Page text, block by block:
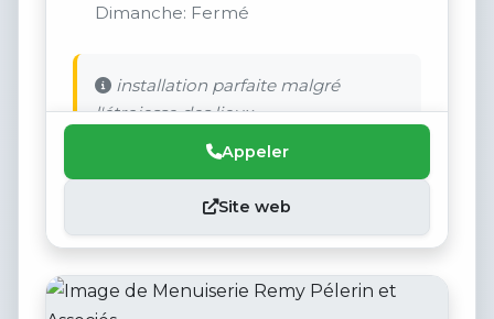
Dimanche: Fermé
installation parfaite malgré
l'étroiesse des lieux
Appeler
Site web